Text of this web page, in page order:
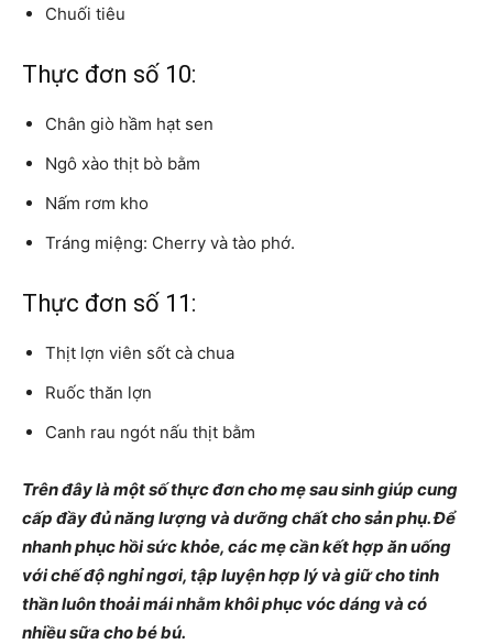
Chuối tiêu
Thực đơn số 10:
Chân giò hầm hạt sen
Ngô xào thịt bò bằm
Nấm rơm kho
Tráng miệng: Cherry và tào phớ.
Thực đơn số 11:
Thịt lợn viên sốt cà chua
Ruốc thăn lợn
Canh rau ngót nấu thịt bằm
Trên đây là một số thực đơn cho mẹ sau sinh giúp cung
cấp đầy đủ năng lượng và dưỡng chất cho sản phụ. Để
nhanh phục hồi sức khỏe, các mẹ cần kết hợp ăn uống
với chế độ nghỉ ngơi, tập luyện hợp lý và giữ cho tinh
thần luôn thoải mái nhằm khôi phục vóc dáng và có
nhiều sữa cho bé bú.